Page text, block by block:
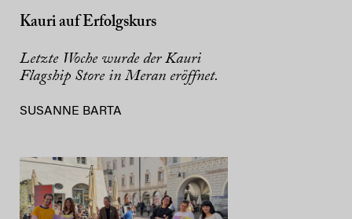
Kauri auf Erfolgskurs
Letzte Woche wurde der Kauri
Flagship Store in Meran eröffnet.
SUSANNE BARTA